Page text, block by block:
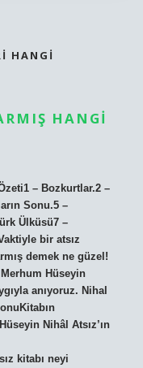
HANGI
HANGI
– Bozkurtlar.2 –
Sonu.5 –
Ülküsü7 –
bir atsız
demek ne güzel!
Hüseyin
anıyoruz. Nihal
Nihâl Atsız’ın
kitabı neyi